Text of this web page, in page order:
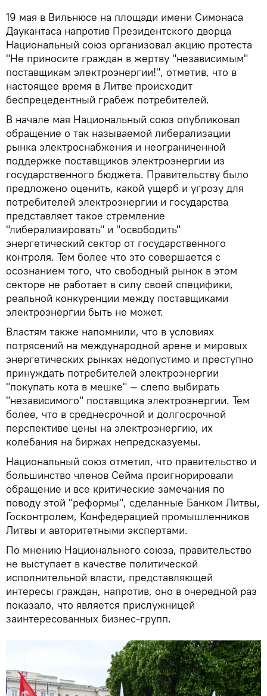
19 мая в Вильнюсе на площади имени Симонаса
Даукантаса напротив Президентского дворца
Национальный союз организовал акцию протеста
"Не приносите граждан в жертву "независимым"
поставщикам электроэнергии!", отметив, что в
настоящее время в Литве происходит
беспрецедентный грабеж потребителей.
В начале мая Национальный союз опубликовал
обращение о так называемой либерализации
рынка электроснабжения и неограниченной
поддержке поставщиков электроэнергии из
государственного бюджета. Правительству было
предложено оценить, какой ущерб и угрозу для
потребителей электроэнергии и государства
представляет такое стремление
"либерализировать" и "освободить"
энергетический сектор от государственного
контроля. Тем более что это совершается с
осознанием того, что свободный рынок в этом
секторе не работает в силу своей специфики,
реальной конкуренции между поставщиками
электроэнергии быть не может.
Властям также напомнили, что в условиях
потрясений на международной арене и мировых
энергетических рынках недопустимо и преступно
принуждать потребителей электроэнергии
"покупать кота в мешке" — слепо выбирать
"независимого" поставщика электроэнергии. Тем
более, что в среднесрочной и долгосрочной
перспективе цены на электроэнергию, их
колебания на биржах непредсказуемы.
Национальный союз отметил, что правительство и
большинство членов Сейма проигнорировали
обращение и все критические замечания по
поводу этой "реформы", сделанные Банком Литвы,
Госконтролем, Конфедерацией промышленников
Литвы и авторитетными экспертами.
По мнению Национального союза, правительство
не выступает в качестве политической
исполнительной власти, представляющей
интересы граждан, напротив, оно в очередной раз
показало, что является прислужницей
заинтересованных бизнес-групп.